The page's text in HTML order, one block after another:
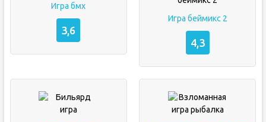
Игра бмх
3,6
Игра беймикс 2
4,3